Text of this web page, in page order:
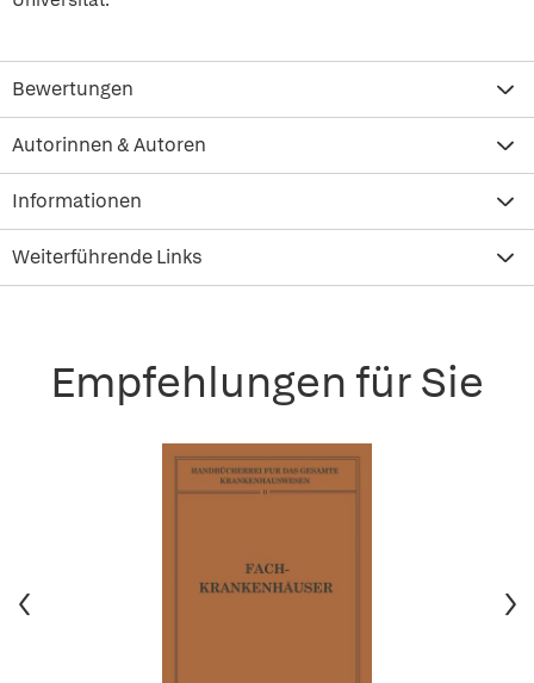
Bewertungen
Autorinnen & Autoren
Informationen
Weiterführende Links
Empfehlungen für Sie